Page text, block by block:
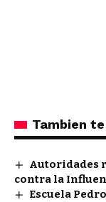
Tambien
Autoridades
contra la
Escuela